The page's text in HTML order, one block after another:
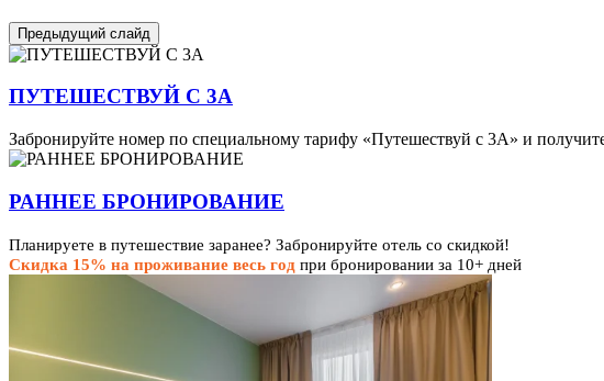
Предыдущий слайд
ПУТЕШЕСТВУЙ С 3А
Забронируйте номер по специальному тарифу «Путешествуй с 3А» и
РАННЕЕ БРОНИРОВАНИЕ
Планируете в путешествие заранее? Забронируйте отель со скидкой!
Скидка 15% на проживание весь год при бронировании за 10+ дней